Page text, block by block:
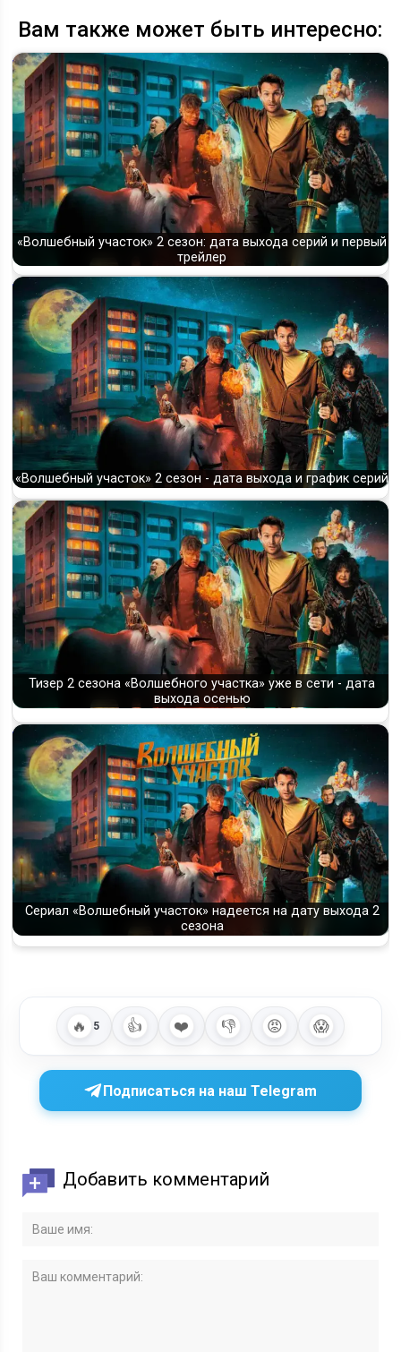
Вам также может быть интересно:
«Волшебный участок» 2 сезон: дата выхода серий и первый
трейлер
«Волшебный участок» 2 сезон - дата выхода и график серий
Тизер 2 сезона «Волшебного участка» уже в сети - дата
выхода осенью
Сериал «Волшебный участок» надеется на дату выхода 2
сезона
🔥 5 👍 ❤️ 👎 😡 😱
Подписаться на наш Telegram
Добавить комментарий